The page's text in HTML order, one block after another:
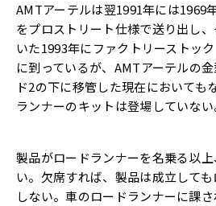
AMTアーテルは翌1991年には1969
をプロストリート仕様で送り出し、
いた1993年にファクトリーストック
に到っているが、 AMTアーテルの
ド2の下に移管した現在においても
ランナーのキットは登場していない
製品がロードランナーを名乗る以
い。 欠席すれば、製品は成立して
しない。車のロードランナーに課